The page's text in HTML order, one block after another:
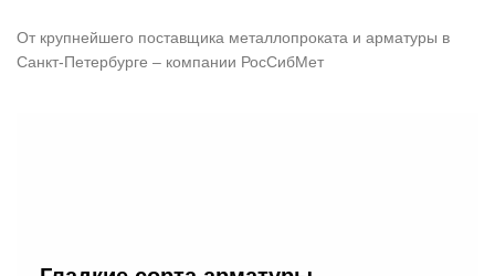
От крупнейшего поставщика металлопроката и арматуры в
Санкт-Петербурге – компании РосСибМет